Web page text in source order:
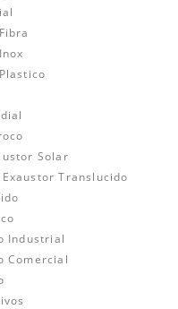
Solar
Exaustor Translucido
Industrial
Comercial